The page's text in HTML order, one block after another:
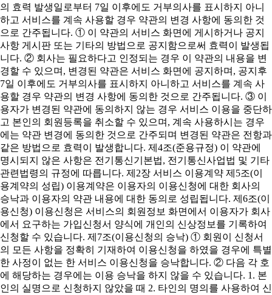
의 효력 발생일로부터 7일 이후에도 거부의사를 표시하지 아니
하고 서비스를 계속 사용할 경우 약관의 변경 사항에 동의한 것
으로 간주됩니다. ① 이 약관의 서비스 화면에 게시하거나 공지
사항 게시판 또는 기타의 방법으로 공지함으로써 효력이 발생됩
니다. ② 회사는 필요하다고 인정되는 경우 이 약관의 내용을 변
경할 수 있으며, 변경된 약관은 서비스 화면에 공지하며, 공지후
7일 이후에도 거부의사를 표시하지 아니하고 서비스를 계속 사
용할 경우 약관의 변경 사항에 동의한 것으로 간주됩니다. ③ 이
용자가 변경된 약관에 동의하지 않는 경우 서비스 이용을 중단하
고 본인의 회원등록을 취소할 수 있으며, 계속 사용하시는 경우
에는 약관 변경에 동의한 것으로 간주되며 변경된 약관은 전항과
같은 방법으로 효력이 발생합니다. 제4조(준용규정) 이 약관에
명시되지 않은 사항은 전기통신기본법, 전기통신사업법 및 기타
관련법령의 규정에 따릅니다. 제2장 서비스 이용계약 제5조(이
용계약의 성립) 이용계약은 이용자의 이용신청에 대한 회사의
승낙과 이용자의 약관 내용에 대한 동의로 성립됩니다. 제6조(이
용신청) 이용신청은 서비스의 회원정보 화면에서 이용자가 회사
에서 요구하는 가입신청서 양식에 개인의 신상정보를 기록하여
신청할 수 있습니다. 제7조(이용신청의 승낙) ① 회원이 신청서
의 모든 사항을 정확히 기재하여 이용신청을 하였을 경우에 특별
한 사정이 없는 한 서비스 이용신청을 승낙합니다. ② 다음 각 호
에 해당하는 경우에는 이용 승낙을 하지 않을 수 있습니다. 1. 본
인의 실명으로 신청하지 않았을 때 2. 타인의 명의를 사용하여 신